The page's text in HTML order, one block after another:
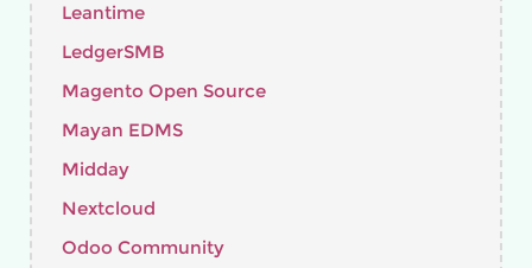
Leantime
LedgerSMB
Magento Open Source
Mayan EDMS
Midday
Nextcloud
Odoo Community